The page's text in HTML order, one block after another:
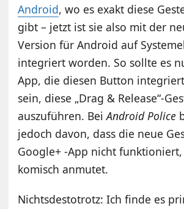
Android, wo es exakt diese
gibt – jetzt ist sie also mit der
Version für Android auf
integriert worden. So sollte es
App, die diesen Button
sein, diese „Drag & Release“-
auszuführen. BeiAndroid Police
jedoch davon, dass die neue
Google+ -App nicht
komisch anmutet.
Nichtsdestotrotz: Ich finde es